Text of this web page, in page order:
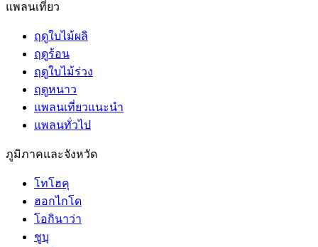
แพลนเที่ยว
ฤดูใบไม้ผลิ
ฤดูร้อน
ฤดูใบไม้ร่วง
ฤดูหนาว
แพลนเที่ยวแนะนำ
แพลนทั่วไป
ภูมิภาคและจังหวัด
โทโฮคุ
ฮอกไกโด
โอกินาว่า
ชูบุ